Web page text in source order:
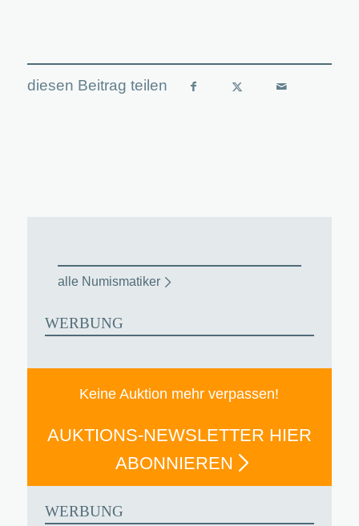
alle Numismatiker
WERBUNG
Keine Auktion mehr verpassen!
AUKTIONS-NEWSLETTER HIER
ABONNIEREN
WERBUNG